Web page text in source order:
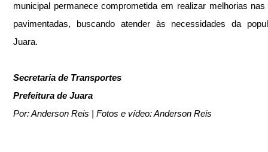
municipal permanece comprometida em realizar melhorias
pavimentadas, buscando atender às necessidades da
Juara.
Secretaria de Transportes
Prefeitura de Juara
Por: Anderson Reis | Fotos e vídeo: Anderson Reis